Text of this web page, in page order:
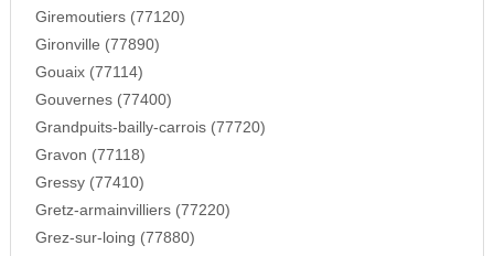
Giremoutiers (77120)
Gironville (77890)
Gouaix (77114)
Gouvernes (77400)
Grandpuits-bailly-carrois (77720)
Gravon (77118)
Gressy (77410)
Gretz-armainvilliers (77220)
Grez-sur-loing (77880)